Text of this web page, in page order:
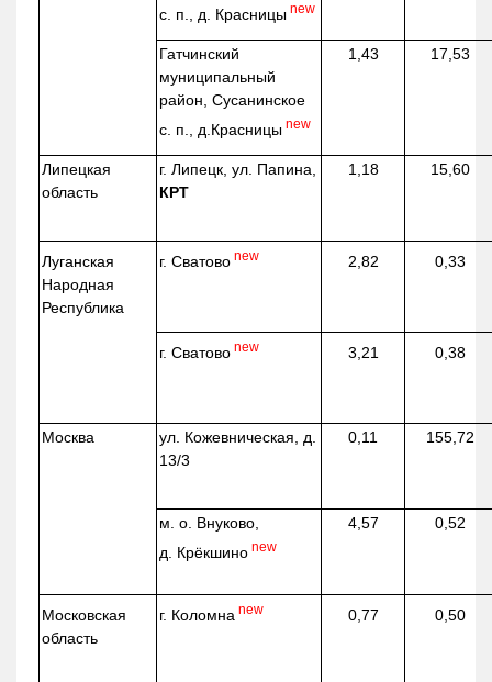
с. п., д. Красницы new
Гатчинский
муниципальный
район, Сусанинское
с. п., д.Красницы new
1,43 17,53
Липецкая
область
г. Липецк, ул. Папина,
КРТ
1,18 15,60
Луганская
Народная
Республика
г. Сватово new 2,82 0,33
г. Сватово new 3,21 0,38
Москва ул. Кожевническая, д.
13/3
0,11 155,72
м. о. Внуково,
д. Крёкшино new
4,57 0,52
Московская
область
г. Коломна new 0,77 0,50